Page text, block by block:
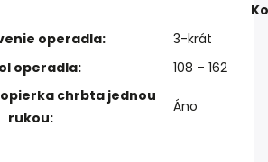
operadla:
3-krát
operadla:
108 – 162
chrbta jednou
rukou:
Áno